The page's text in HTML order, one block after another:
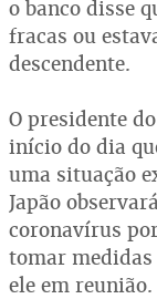
o banco disse
fracas ou
descendente.
O presidente
início do dia
uma situação
Japão
coronavírus
tomar
ele em